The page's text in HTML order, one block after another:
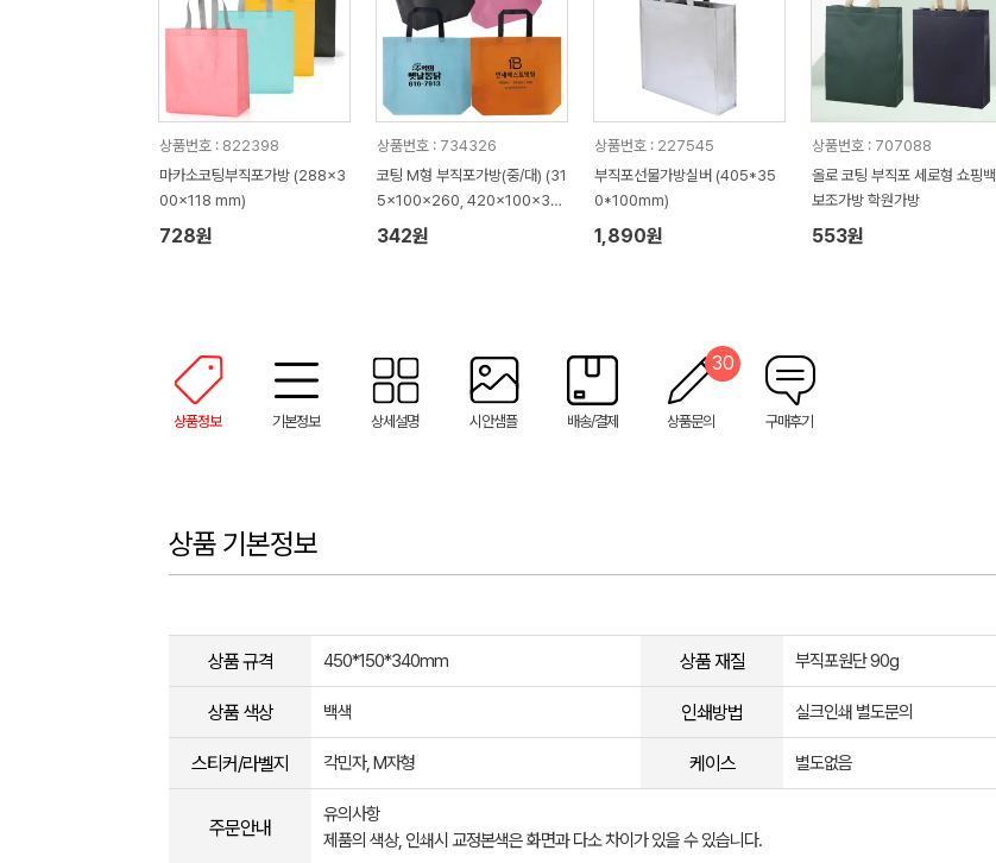
상품번호 : 822398
마카소코팅부직포가방 (288x3
00x118 mm)
728원
상품번호 : 734326
코팅 M형 부직포가방(중/대) (31
5x100x260, 420x100x32
0mm)
342원
상품번호 : 227545
부직포선물가방실버 (405*35
0*100mm)
1,890원
상품번호 : 707088
올로 코팅 부직포 세로형 쇼핑백
보조가방 학원가방
553원
상품정보 기본정보 상세설명 시안샘플 배송/결제 상품문의
30
구매후기
상품 기본정보
상품 규격 450*150*340mm 상품 재질 부직포원단 90g
상품 색상 백색 인쇄방법 실크인쇄 별도문의
스티커/라벨지 각민자, M자형 케이스 별도없음
주문안내
유의사항
제품의 색상, 인쇄시 교정본색은 화면과 다소 차이가 있을 수 있습니다.​